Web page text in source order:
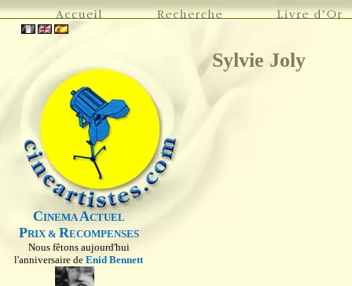
CINEMAACTUEL
PRIX & RECOMPENSES
Nous fêtons aujourd'hui
l'anniversaire de Enid Bennett
Sylvie Joly